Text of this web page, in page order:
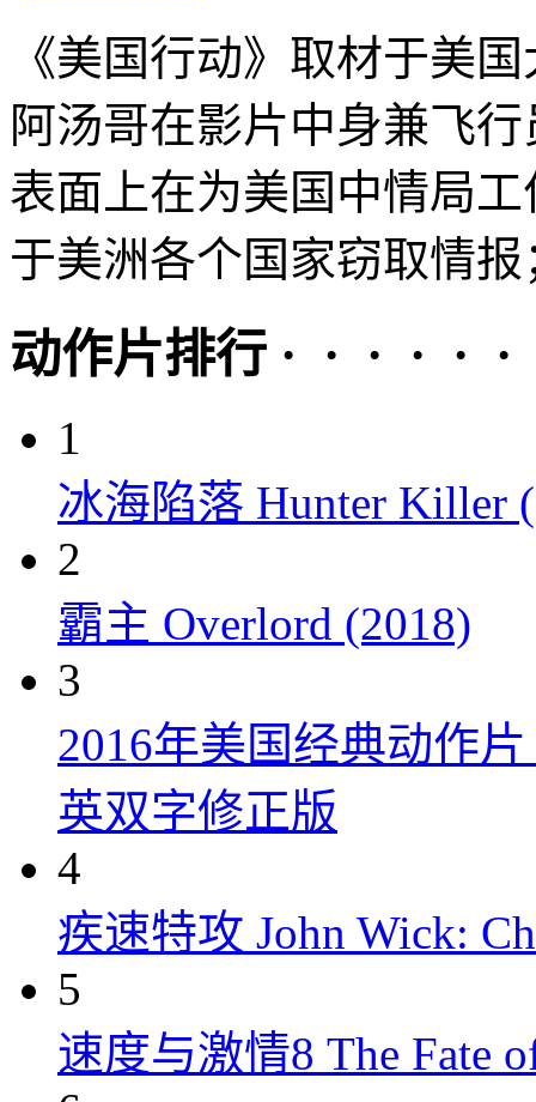
《美国行动》取材于美
阿汤哥在影片中身兼飞
表面上在为美国中情局
于美洲各个国家窃取情
动作片排行 · · · · · ·
1
冰海陷落 Hunter Killer
2
霸主 Overlord (2018)
3
2016年美国经典动作
英双字修正版
4
疾速特攻 John Wick:
5
速度与激情8 The Fate